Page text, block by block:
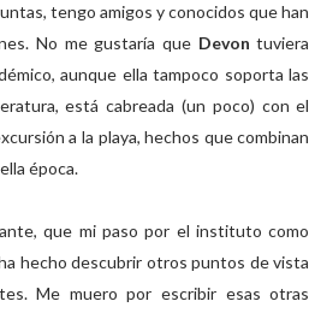
tengo amigos y conocidos que han
No me gustaría que Devon tuviera
aunque ella tampoco soporta las
está cabreada (un poco) con el
a la playa, hechos que combinan
época.
que mi paso por el instituto como
hecho descubrir otros puntos de vista
Me muero por escribir esas otras